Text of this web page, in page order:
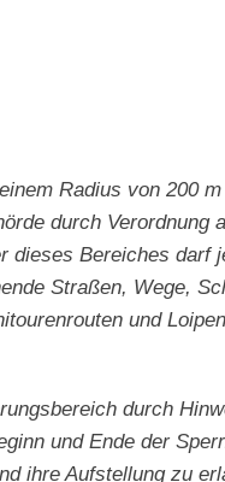
Radius von 200
durch Verordnung
Bereiches darf
Straßen, Wege,
und
durch
und Ende der
ihre Aufstellung zu